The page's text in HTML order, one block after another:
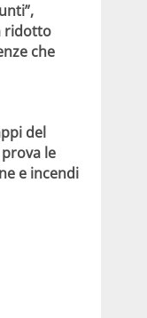
ridotto
che
del
le
e incendi